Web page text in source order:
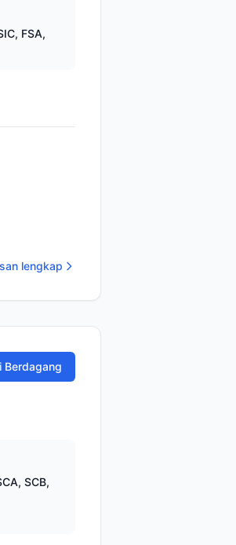
FSA,
lengkap
Berdagang
SCB,